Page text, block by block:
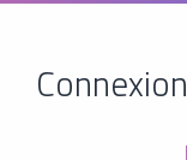
Connexion